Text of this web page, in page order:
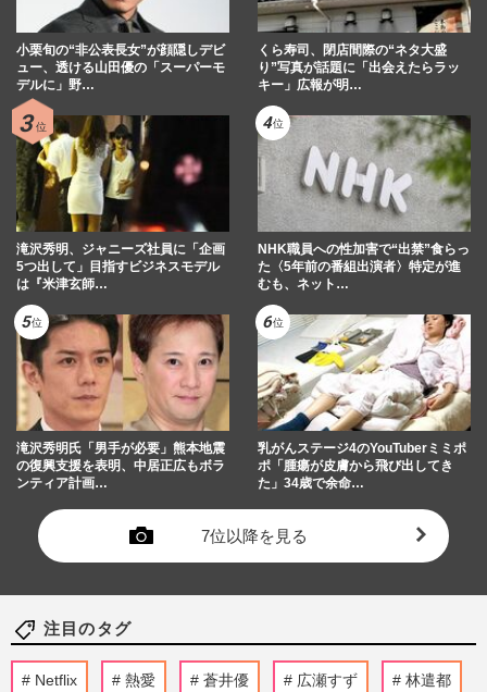
小栗旬の“非公表長女”が顔隠しデビ
ュー、透ける山田優の「スーパーモ
デルに」野…
くら寿司、閉店間際の“ネタ大盛
り”写真が話題に「出会えたらラッ
キー」広報が明…
滝沢秀明、ジャニーズ社員に「企画
5つ出して」目指すビジネスモデル
は『米津玄師…
NHK職員への性加害で“出禁”食らっ
た〈5年前の番組出演者〉特定が進
むも、ネット…
滝沢秀明氏「男手が必要」熊本地震
の復興支援を表明、中居正広もボラ
ンティア計画…
乳がんステージ4のYouTuberミミポ
ポ「腫瘍が皮膚から飛び出してき
た」34歳で余命…
7位以降を見る
注目のタグ
Netflix 熱愛 蒼井優 広瀬すず 林遣都